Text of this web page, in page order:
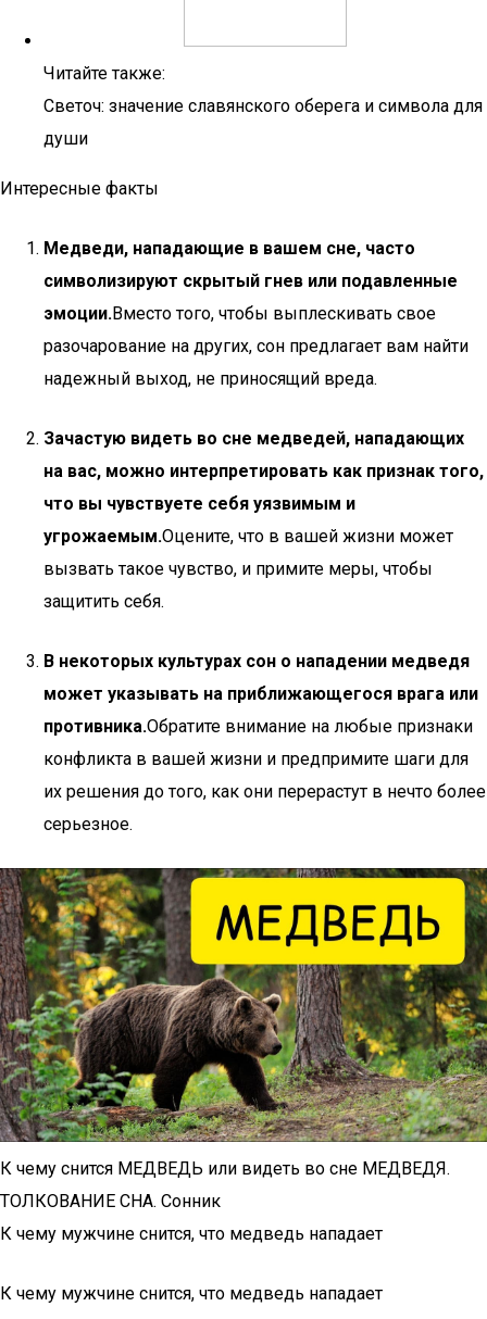
Читайте также:
Светоч: значение славянского оберега и символа для
души
Интересные факты
Медведи, нападающие в вашем сне, часто
символизируют скрытый гнев или подавленные
эмоции.Вместо того, чтобы выплескивать свое
разочарование на других, сон предлагает вам найти
надежный выход, не приносящий вреда.
Зачастую видеть во сне медведей, нападающих
на вас, можно интерпретировать как признак того,
что вы чувствуете себя уязвимым и
угрожаемым.Оцените, что в вашей жизни может
вызвать такое чувство, и примите меры, чтобы
защитить себя.
В некоторых культурах сон о нападении медведя
может указывать на приближающегося врага или
противника.Обратите внимание на любые признаки
конфликта в вашей жизни и предпримите шаги для
их решения до того, как они перерастут в нечто более
серьезное.
К чему снится МЕДВЕДЬ или видеть во сне МЕДВЕДЯ.
ТОЛКОВАНИЕ СНА. Сонник
К чему мужчине снится, что медведь нападает
К чему мужчине снится, что медведь нападает